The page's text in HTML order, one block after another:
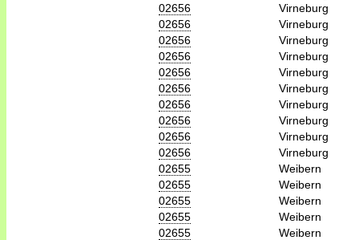
02656
Virneburg
02656
Virneburg
02656
Virneburg
02656
Virneburg
02656
Virneburg
02656
Virneburg
02656
Virneburg
02656
Virneburg
02656
Virneburg
02656
Virneburg
02655
Weibern
02655
Weibern
02655
Weibern
02655
Weibern
02655
Weibern